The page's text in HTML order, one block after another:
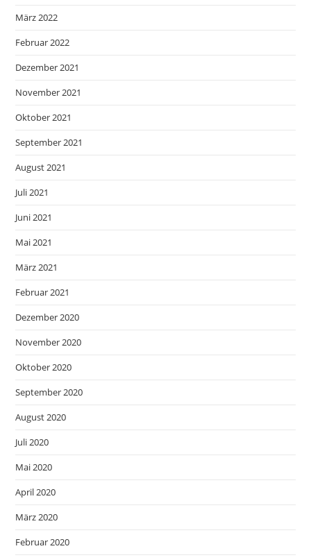
März 2022
Februar 2022
Dezember 2021
November 2021
Oktober 2021
September 2021
August 2021
Juli 2021
Juni 2021
Mai 2021
März 2021
Februar 2021
Dezember 2020
November 2020
Oktober 2020
September 2020
August 2020
Juli 2020
Mai 2020
April 2020
März 2020
Februar 2020